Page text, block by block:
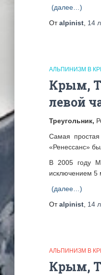
(далее…)
Отalpinist 14
АЛЬПИНИЗМ В
Крым,
левой
Треугольник,
Самая
«Ренессанс»
В 2005 году
исключением 5
(далее…)
Отalpinist 14
АЛЬПИНИЗМ В
Крым,